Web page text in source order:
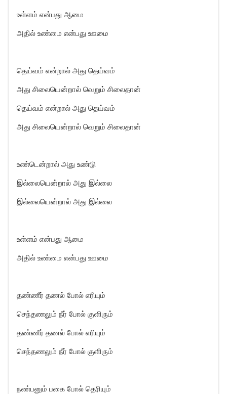
உள்ளம் என்பது ஆமை
அதில் உண்மை என்பது ஊமை
தெய்வம் என்றால் அது தெய்வம்
அது சிலையென்றால் வெறும் சிலைதான்
தெய்வம் என்றால் அது தெய்வம்
அது சிலையென்றால் வெறும் சிலைதான்
உண்டென்றால் அது உண்டு
இல்லையென்றால் அது இல்லை
இல்லையென்றால் அது இல்லை
உள்ளம் என்பது ஆமை
அதில் உண்மை என்பது ஊமை
தண்ணீர் தணல் போல் எரியும்
செந்தணலும் நீர் போல் குளிரும்
தண்ணீர் தணல் போல் எரியும்
செந்தணலும் நீர் போல் குளிரும்
நண்பனும் பகை போல் தெரியும்